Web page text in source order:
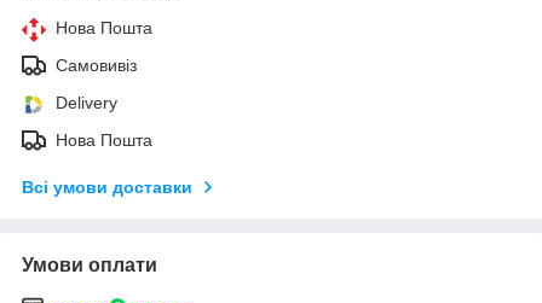
Нова Пошта
Самовивіз
Delivery
Нова Пошта
Всі умови доставки
Умови оплати